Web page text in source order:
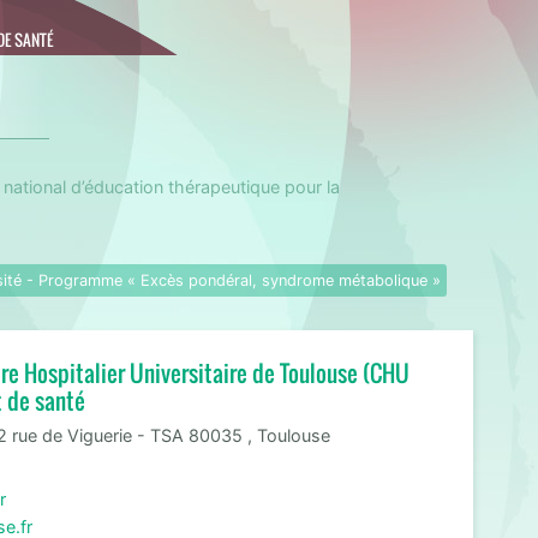
SANTÉ
d’éducation thérapeutique pour la
- Programme « Excès pondéral, syndrome métabolique »
Hospitalier Universitaire de Toulouse (CHU
de santé
rue de Viguerie - TSA 80035 , Toulouse